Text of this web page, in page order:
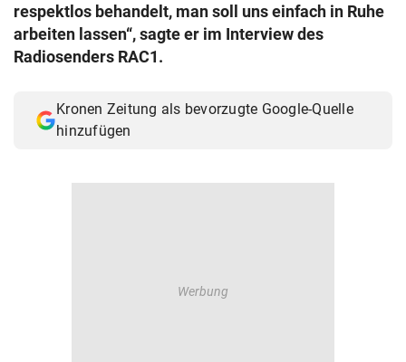
respektlos behandelt, man soll uns einfach in Ruhe
arbeiten lassen“, sagte er im Interview des
Radiosenders RAC1.
Kronen Zeitung als bevorzugte Google-Quelle
hinzufügen